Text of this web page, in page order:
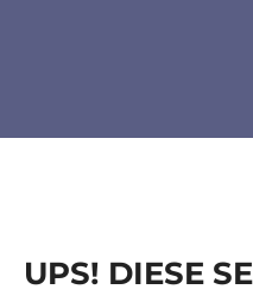
true);
UPS! DIESE